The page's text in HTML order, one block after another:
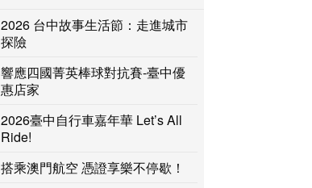
2026 台中故事生活節：走進城市
探險
響應四國菁英棒球對抗賽-臺中優
惠店家
2026臺中自行車嘉年華 Let’s All
Ride!
搭乘澳門航空 憑證享樂不停歇！